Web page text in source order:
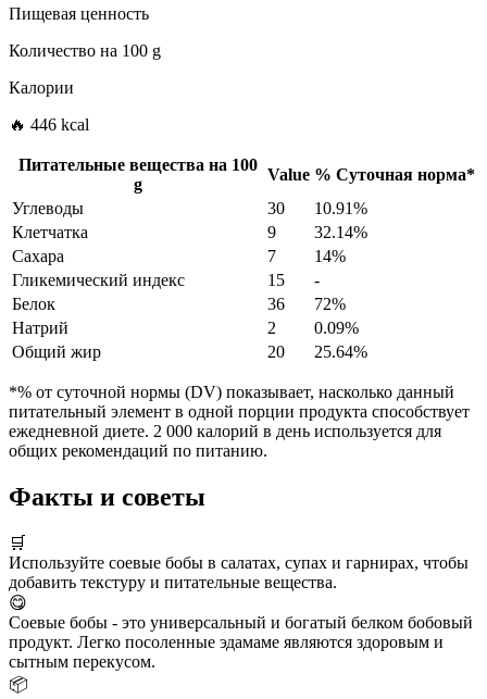
Пищевая ценность
Количество на 100 g
Калории
🔥 446 kcal
Питательные вещества на 100
g
Value % Суточная норма*
Углеводы
30
10.91%
Клетчатка
9
32.14%
Сахара
7
14%
Гликемический индекс
15
-
Белок
36
72%
Натрий
2
0.09%
Общий жир
20 25.64%
*% от суточной нормы (DV) показывает, насколько данный
питательный элемент в одной порции продукта способствует
ежедневной диете. 2 000 калорий в день используется для
общих рекомендаций по питанию.
Факты и советы
🛒
Используйте соевые бобы в салатах, супах и гарнирах, чтобы
добавить текстуру и питательные вещества.
😋
Соевые бобы - это универсальный и богатый белком бобовый
продукт. Легко посоленные эдамаме являются здоровым и
сытным перекусом.
📦